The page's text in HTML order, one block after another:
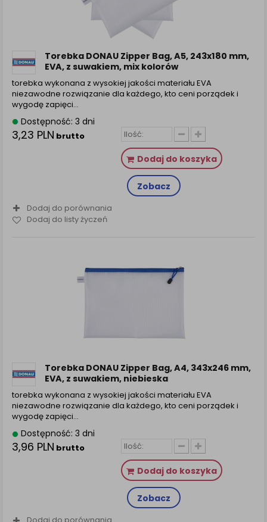
Torebka DONAU Zipper Bag, A5, 243x180 mm,
EVA, z suwakiem, mix kolorów
torebka wykonana z wysokiej jakości materiału EVA
niezawodne rozwiązanie dla każdego, kto ceni porządek i
wygodę zapięci...
Dostępność: 3 dni
3,23 PLN brutto
Dodaj do koszyka
Zobacz
Dodaj do porównania
Dodaj do listy życzeń
Torebka DONAU Zipper Bag, A4, 343x246 mm,
EVA, z suwakiem, niebieska
torebka wykonana z wysokiej jakości materiału EVA
niezawodne rozwiązanie dla każdego, kto ceni porządek i
wygodę zapięci...
Dostępność: 3 dni
3,96 PLN brutto
Dodaj do koszyka
Zobacz